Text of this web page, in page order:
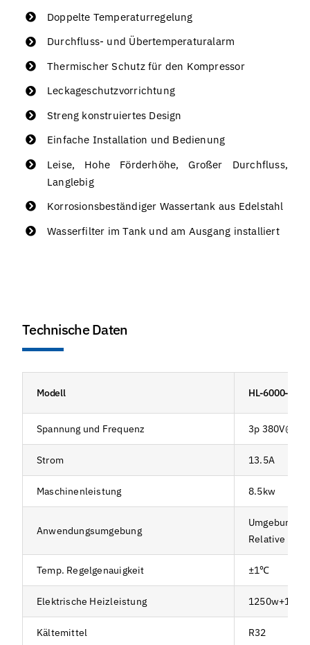
Doppelte Temperaturregelung
Durchfluss- und Übertemperaturalarm
Thermischer Schutz für den Kompressor
Leckageschutzvorrichtung
Streng konstruiertes Design
Einfache Installation und Bedienung
Leise, Hohe Förderhöhe, Großer Durchfluss,
Langlebig
Korrosionsbeständiger Wassertank aus Edelstahl
Wasserfilter im Tank und am Ausgang installiert
Technische Daten
Modell HL-6000-
Spannung und Frequenz 3p
Strom 13.5A
Maschinenleistung 8.5kw
Anwendungsumgebung
Relative
Temp. Regelgenauigkeit ±1℃
Elektrische Heizleistung
Kältemittel R32